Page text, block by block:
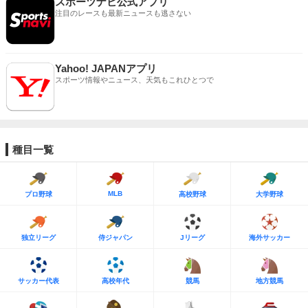
注目のレースも最新ニュースも逃さない
Yahoo! JAPANアプリ
スポーツ情報やニュース、天気もこれひとつで
種目一覧
プロ野球 MLB 高校野球 大学野球
独立リーグ 侍ジャパン Jリーグ 海外サッカー
サッカー代表 高校年代 競馬 地方競馬